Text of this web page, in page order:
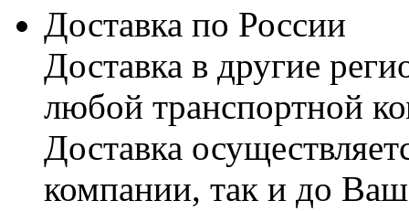
Доставка по России
Доставка в другие
любой транспортной
Доставка
компании, так и до